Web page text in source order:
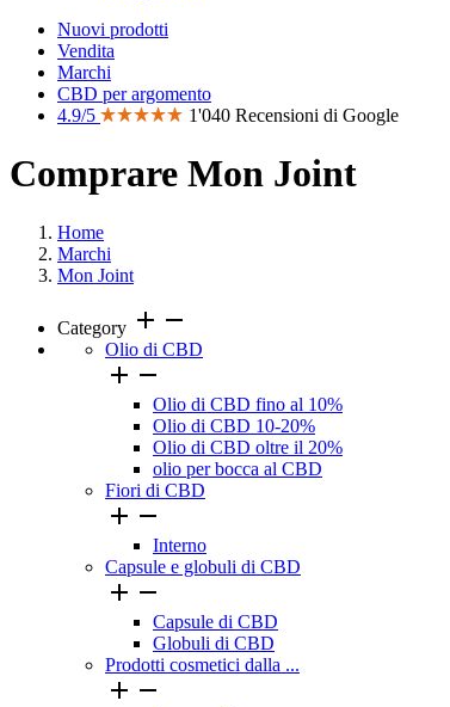
Nuovi prodotti
Vendita
Marchi
CBD per argomento
4.9/5
1'040 Recensioni di Google
Comprare Mon Joint
Home
Marchi
Mon Joint
Category add remove
Olio di CBD
 
Olio di CBD fino al 10%
Olio di CBD 10-20%
Olio di CBD oltre il 20%
olio per bocca al CBD
Fiori di CBD
 
Interno
Capsule e globuli di CBD
 
Capsule di CBD
Globuli di CBD
Prodotti cosmetici dalla ...
 